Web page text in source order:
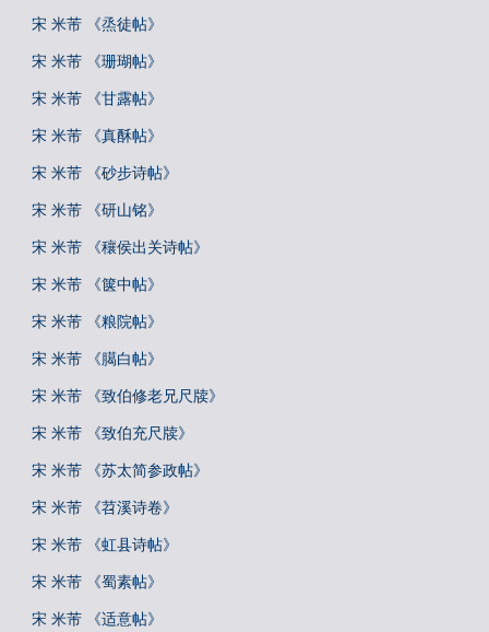
宋 米芾 《烝徒帖》
宋 米芾 《珊瑚帖》
宋 米芾 《甘露帖》
宋 米芾 《真酥帖》
宋 米芾 《砂步诗帖》
宋 米芾 《研山铭》
宋 米芾 《穰侯出关诗帖》
宋 米芾 《箧中帖》
宋 米芾 《粮院帖》
宋 米芾 《臈白帖》
宋 米芾 《致伯修老兄尺牍》
宋 米芾 《致伯充尺牍》
宋 米芾 《苏太简参政帖》
宋 米芾 《苕溪诗卷》
宋 米芾 《虹县诗帖》
宋 米芾 《蜀素帖》
宋 米芾 《适意帖》